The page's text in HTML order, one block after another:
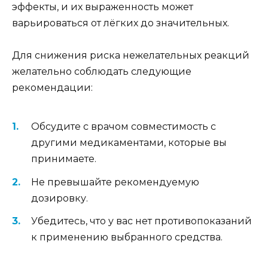
эффекты, и их выраженность может
варьироваться от лёгких до значительных.
Для снижения риска нежелательных реакций
желательно соблюдать следующие
рекомендации:
Обсудите с врачом совместимость с
другими медикаментами, которые вы
принимаете.
Не превышайте рекомендуемую
дозировку.
Убедитесь, что у вас нет противопоказаний
к применению выбранного средства.